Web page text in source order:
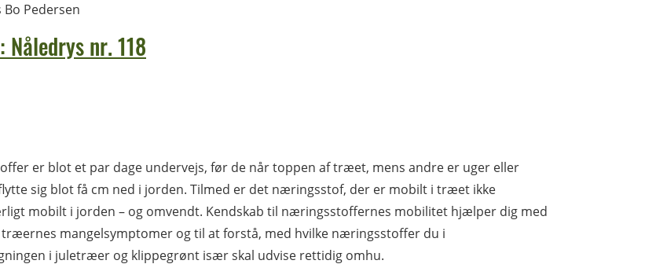
Bo Pedersen
nr. 118
er blot et par dage undervejs, før de når toppen af træet, mens andre er uger eller
sig blot få cm ned i jorden. Tilmed er det næringsstof, der er mobilt i træet ikke
mobilt i jorden – og omvendt. Kendskab til næringsstoffernes mobilitet hjælper dig med
mangelsymptomer og til at forstå, med hvilke næringsstoffer du i
i juletræer og klippegrønt især skal udvise rettidig omhu.